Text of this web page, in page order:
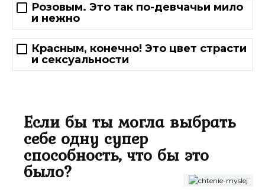
Розовым. Это так по-девчачьи мило
и нежно
Красным, конечно! Это цвет страсти
и сексуальности
Если бы ты могла выбрать
себе одну супер
способность, что бы это
было?